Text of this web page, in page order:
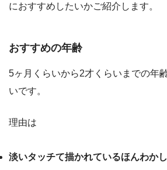
におすすめしたいかご紹介します。
おすすめの年齢
5ヶ月くらいから2才くらいまでの年
いです。
理由は
淡いタッチて描かれているほんわか